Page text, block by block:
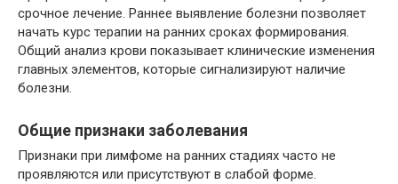
срочное лечение. Раннее выявление болезни позволяет
начать курс терапии на ранних сроках формирования.
Общий анализ крови показывает клинические изменения
главных элементов, которые сигнализируют наличие
болезни.
Общие признаки заболевания
Признаки при лимфоме на ранних стадиях часто не
проявляются или присутствуют в слабой форме.